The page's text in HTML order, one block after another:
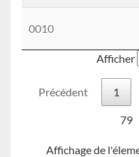
0010
Afficher
Précédent 1
79
Affichage de